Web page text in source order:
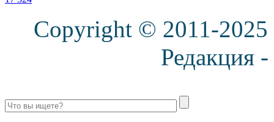
Copyright © 2011-
Редакция -